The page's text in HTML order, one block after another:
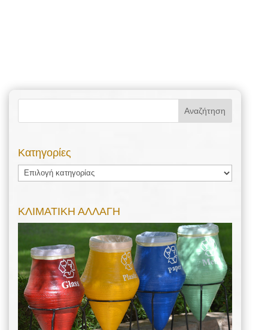
Kατηγορίες
Kατηγορίες
ΚΛΙΜΑΤΙΚΗ ΑΛΛΑΓΗ